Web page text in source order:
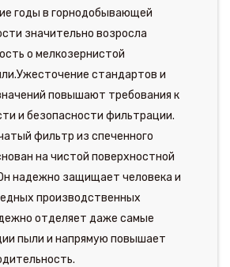
годы в горнодобывающей
значительно возросла
о мелкозернистой
стандартов и
повышают требования к
и безопасности фильтрации.
фильтр из спеченного
на чистой поверхностной
надежно защищает человека и
производственных
отделяет даже самые
пыли и напрямую повышает